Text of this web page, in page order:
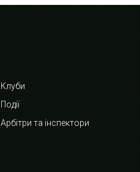
Клуби
Події
Арбітри та інспектори